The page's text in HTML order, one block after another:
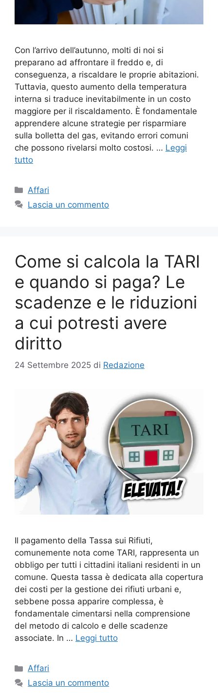
Con l’arrivo dell’autunno, molti di noi si
preparano ad affrontare il freddo e, di
conseguenza, a riscaldare le proprie abitazioni.
Tuttavia, questo aumento della temperatura
interna si traduce inevitabilmente in un costo
maggiore per il riscaldamento. È fondamentale
apprendere alcune strategie per risparmiare
sulla bolletta del gas, evitando errori comuni
che possono rivelarsi molto costosi. … Leggi
tutto
Categorie
Affari
Lascia un commento
Come si calcola la TARI
e quando si paga? Le
scadenze e le riduzioni
a cui potresti avere
diritto
24 Settembre 2025 di Redazione
Il pagamento della Tassa sui Rifiuti,
comunemente nota come TARI, rappresenta un
obbligo per tutti i cittadini italiani residenti in un
comune. Questa tassa è dedicata alla copertura
dei costi per la gestione dei rifiuti urbani e,
sebbene possa apparire complessa, è
fondamentale cimentarsi nella comprensione
del metodo di calcolo e delle scadenze
associate. In … Leggi tutto
Categorie
Affari
Lascia un commento